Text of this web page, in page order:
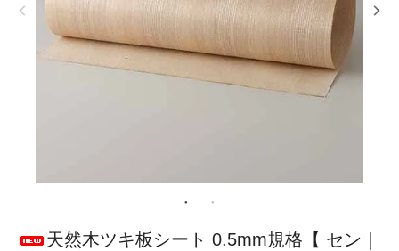
天然木ツキ板シート 0.5mm規格【 セン｜